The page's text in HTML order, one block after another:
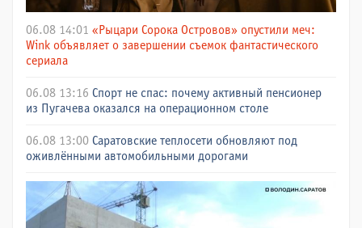
06.08 14:01 «Рыцари Сорока Островов» опустили меч:
Wink объявляет о завершении съемок фантастического
сериала
06.08 13:16 Спорт не спас: почему активный пенсионер
из Пугачева оказался на операционном столе
06.08 13:00 Саратовские теплосети обновляют под
оживлёнными автомобильными дорогами